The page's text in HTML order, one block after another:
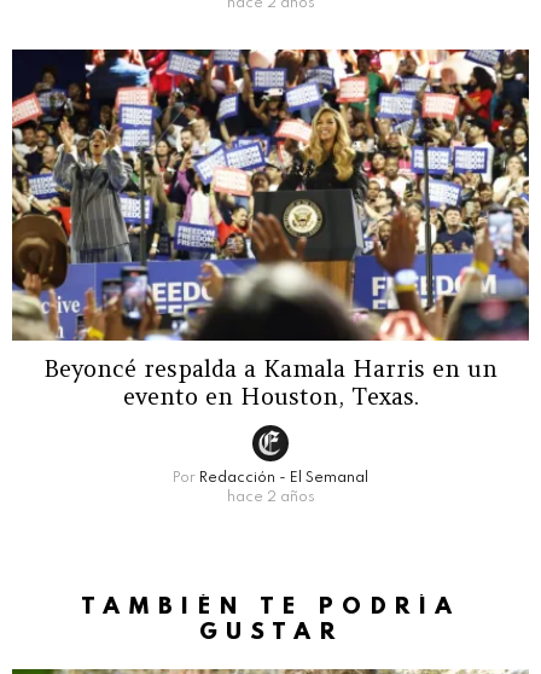
hace 2 años
Beyoncé respalda a Kamala Harris en un
evento en Houston, Texas.
Por Redacción - El Semanal
hace 2 años
TAMBIÉN TE PODRÍA
GUSTAR